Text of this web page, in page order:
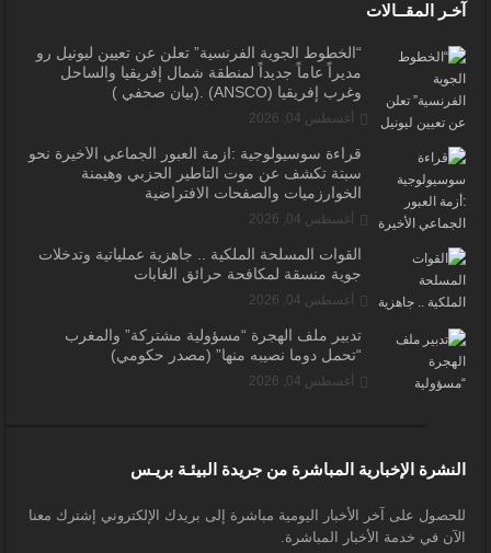
آخـر المقــالات
“الخطوط الجوية الفرنسية” تعلن عن تعيين ليونيل رو
مديراً عاماً جديداً لمنطقة شمال إفريقيا والساحل
وغرب إفريقيا (ANSCO) .(بيان صحفي )
أغسطس 04, 2026
قراءة سوسيولوجية :أزمة العبور الجماعي الأخيرة نحو
سبتة تكشف عن موت التاطير الحزبي وهيمنة
الخوارزميات والصفحات الافتراضية
أغسطس 04, 2026
القوات المسلحة الملكية .. جاهزية عملياتية وتدخلات
جوية منسقة لمكافحة حرائق الغابات
أغسطس 04, 2026
تدبير ملف الهجرة “مسؤولية مشتركة” والمغرب
“تحمل دوما نصيبه منها” (مصدر حكومي)
أغسطس 04, 2026
النشرة الإخبارية المباشرة من جريدة البيئـة بريـس
للحصول على آخر الأخبار اليومية مباشرة إلى بريدك الإلكتروني إشترك معنا
الآن في خدمة الأخبار المباشرة.